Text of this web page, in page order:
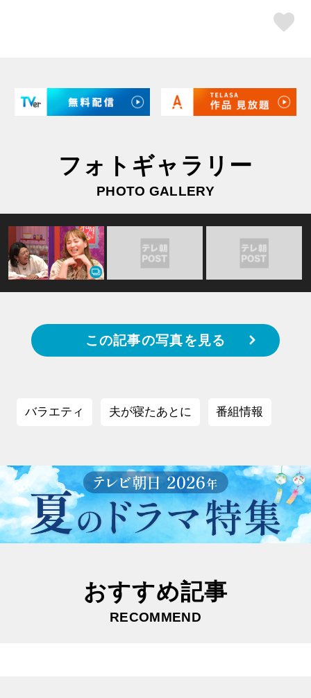
フォトギャラリー
PHOTO GALLERY
この記事の写真を見る
バラエティ 夫が寝たあとに 番組情報
おすすめ記事
RECOMMEND